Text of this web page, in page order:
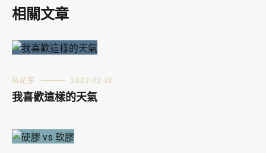
相關文章
私記事 2022-02-20
我喜歡這樣的天氣